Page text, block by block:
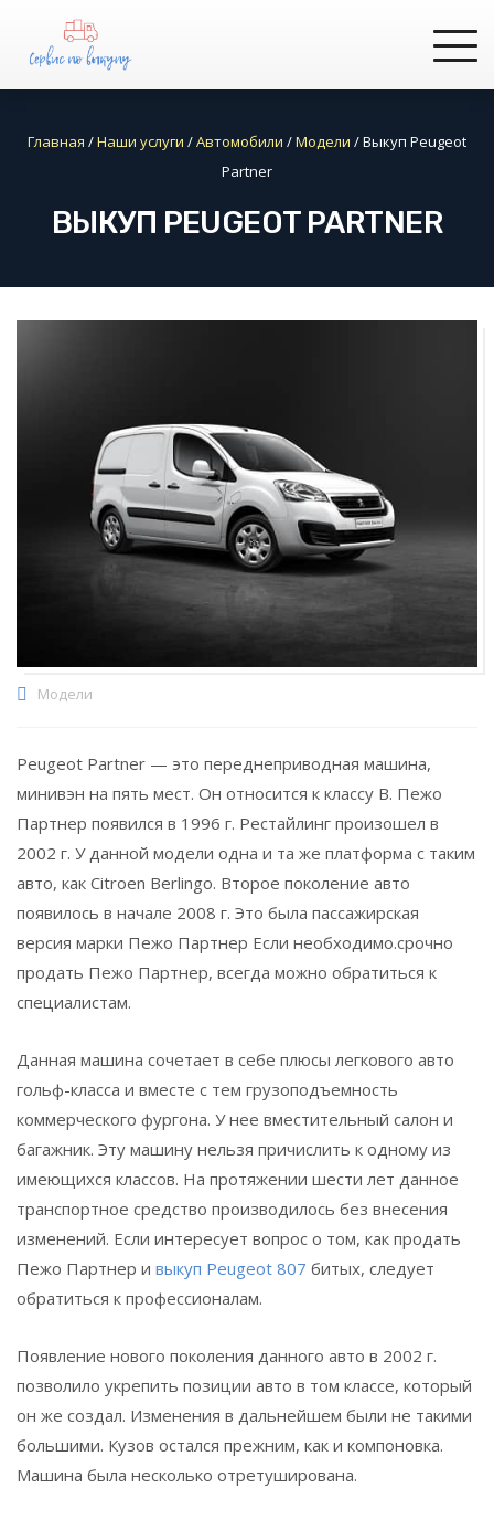
Главная /Наши услуги /Автомобили /Модели /Выкуп Peugeot
Partner
ВЫКУП PEUGEOT PARTNER
Модели
Peugeot Partner — это переднеприводная машина,
минивэн на пять мест. Он относится к классу B. Пежо
Партнер появился в 1996 г. Рестайлинг произошел в
2002 г. У данной модели одна и та же платформа с таким
авто, как Citroen Berlingo. Второе поколение авто
появилось в начале 2008 г. Это была пассажирская
версия марки Пежо Партнер Если необходимо.срочно
продать Пежо Партнер, всегда можно обратиться к
специалистам.
Данная машина сочетает в себе плюсы легкового авто
гольф-класса и вместе с тем грузоподъемность
коммерческого фургона. У нее вместительный салон и
багажник. Эту машину нельзя причислить к одному из
имеющихся классов. На протяжении шести лет данное
транспортное средство производилось без внесения
изменений. Если интересует вопрос о том, как продать
Пежо Партнер и выкуп Peugeot 807 битых, следует
обратиться к профессионалам.
Появление нового поколения данного авто в 2002 г.
позволило укрепить позиции авто в том классе, который
он же создал. Изменения в дальнейшем были не такими
большими. Кузов остался прежним, как и компоновка.
Машина была несколько отретуширована.